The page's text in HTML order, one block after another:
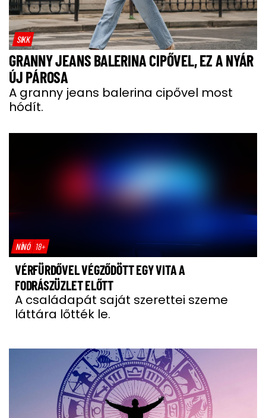
SIKK
GRANNY JEANS BALERINA CIPŐVEL, EZ A NYÁR
ÚJ PÁROSA
A granny jeans balerina cipővel most
hódít.
NÍNÓ 18+
VÉRFÜRDŐVEL VÉGZŐDÖTT EGY VITA A
FODRÁSZÜZLET ELŐTT
A családapát saját szerettei szeme
láttára lőtték le.